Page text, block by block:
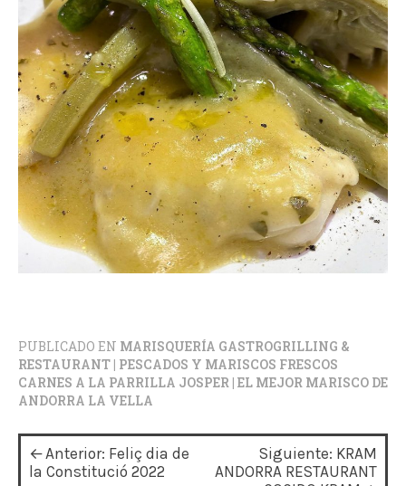
PUBLICADO EN MARISQUERÍA GASTROGRILLING &
RESTAURANT | PESCADOS Y MARISCOS FRESCOS
CARNES A LA PARRILLA JOSPER | EL MEJOR MARISCO DE
ANDORRA LA VELLA
N
a
Anterior: Feliç dia de
la Constitució 2022
Siguiente: KRAM
ANDORRA RESTAURANT